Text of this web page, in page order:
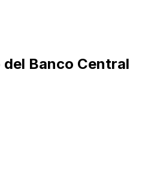
Banco Central